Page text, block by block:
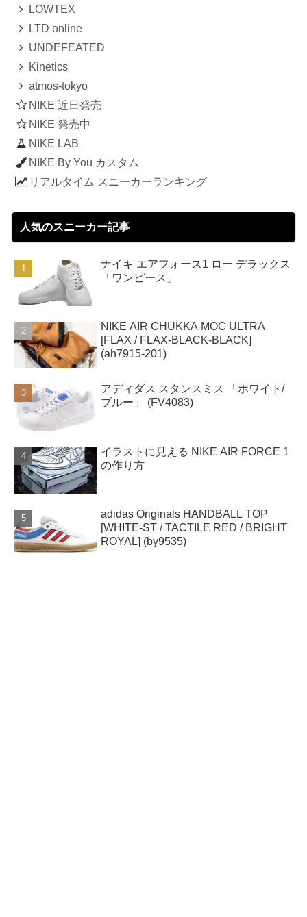
LOWTEX
LTD online
UNDEFEATED
Kinetics
atmos-tokyo
NIKE 近日発売
NIKE 発売中
NIKE LAB
NIKE By You カスタム
リアルタイム スニーカーランキング
人気のスニーカー記事
ナイキ エアフォース1 ロー デラックス
「ワンピース」
NIKE AIR CHUKKA MOC ULTRA
[FLAX / FLAX-BLACK-BLACK]
(ah7915-201)
アディダス スタンスミス 「ホワイト/
ブルー」 (FV4083)
イラストに見える NIKE AIR FORCE 1
の作り方
adidas Originals HANDBALL TOP
[WHITE-ST / TACTILE RED / BRIGHT
ROYAL] (by9535)